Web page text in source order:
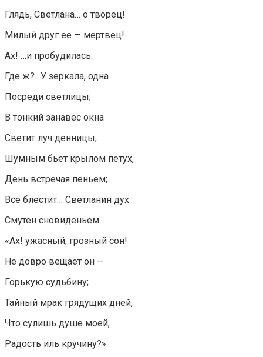
Глядь, Светлана… о творец!
Милый друг ее — мертвец!
Ах! …и пробудилась.
Где ж?.. У зеркала, одна
Посреди светлицы;
В тонкий занавес окна
Светит луч денницы;
Шумным бьет крылом петух,
День встречая пеньем;
Все блестит… Светланин дух
Смутен сновиденьем.
«Ах! ужасный, грозный сон!
Не довро вещает он —
Горькую судьбину;
Тайный мрак грядущих дней,
Что сулишь душе моей,
Радость иль кручину?»